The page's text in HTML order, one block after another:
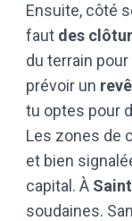
Ensuite, côté
faut des
du terrain
prévoir un
tu optes pour
Les zones de
et bien
capital. À
soudaines.